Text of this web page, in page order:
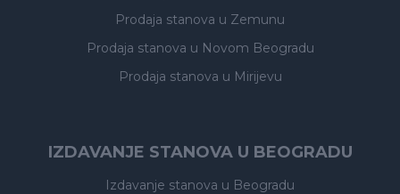
Prodaja stanova u Zemunu
Prodaja stanova u Novom Beogradu
Prodaja stanova u Mirijevu
IZDAVANJE STANOVA U BEOGRADU
Izdavanje stanova u Beogradu